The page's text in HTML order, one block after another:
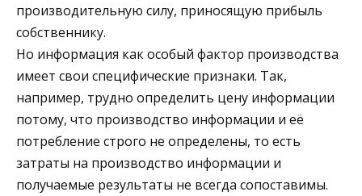
производительную силу, приносящую прибыль
собст­веннику.
Но информация как особый фактор производства
имеет свои специфические признаки. Так,
например, трудно опреде­лить цену информации
потому, что производство информации и её
потребление строго не определены, то есть
затраты на производство информации и
получаемые результаты не всегда сопоставимы.